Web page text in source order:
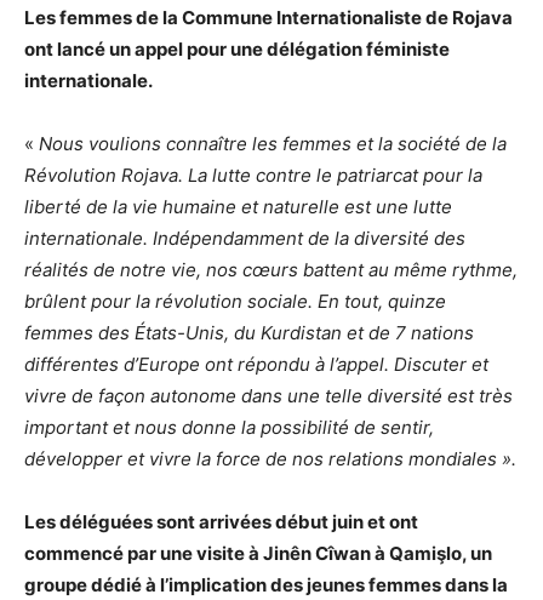
Les femmes de la Commune Internationaliste de Rojava
ont lancé un appel pour une délégation féministe
internationale.
« Nous voulions connaître les femmes et la société de la
Révolution Rojava. La lutte contre le patriarcat pour la
liberté de la vie humaine et naturelle est une lutte
internationale. Indépendamment de la diversité des
réalités de notre vie, nos cœurs battent au même rythme,
brûlent pour la révolution sociale. En tout, quinze
femmes des États-Unis, du Kurdistan et de 7 nations
différentes d’Europe ont répondu à l’appel. Discuter et
vivre de façon autonome dans une telle diversité est très
important et nous donne la possibilité de sentir,
développer et vivre la force de nos relations mondiales ».
Les déléguées sont arrivées début juin et ont
commencé par une visite à Jinên Cîwan à Qamişlo, un
groupe dédié à l’implication des jeunes femmes dans la